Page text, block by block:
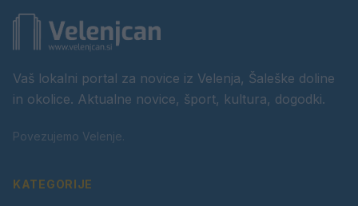
Vaš lokalni portal za novice iz Velenja, Šaleške doline
in okolice. Aktualne novice, šport, kultura, dogodki.
Povezujemo Velenje.
KATEGORIJE